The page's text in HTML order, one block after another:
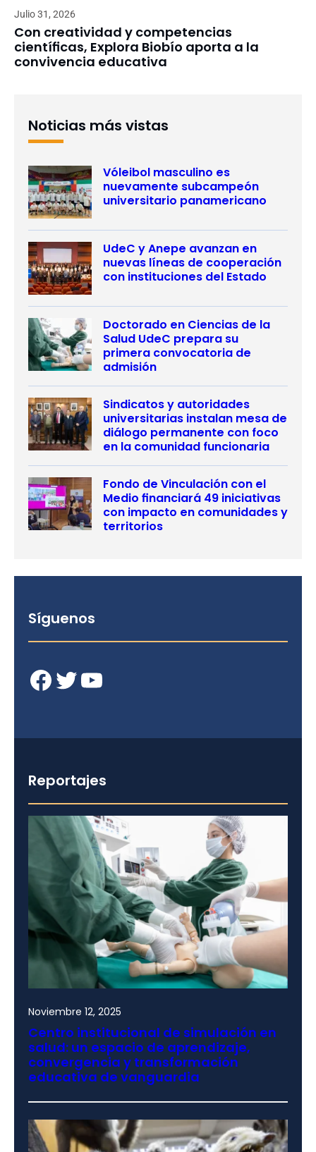
Julio 31, 2026
Con creatividad y competencias
científicas, Explora Biobío aporta a la
convivencia educativa
Noticias más vistas
Vóleibol masculino es
nuevamente subcampeón
universitario panamericano
UdeC y Anepe avanzan en
nuevas líneas de cooperación
con instituciones del Estado
Doctorado en Ciencias de la
Salud UdeC prepara su
primera convocatoria de
admisión
Sindicatos y autoridades
universitarias instalan mesa de
diálogo permanente con foco
en la comunidad funcionaria
Fondo de Vinculación con el
Medio financiará 49 iniciativas
con impacto en comunidades y
territorios
Síguenos
Facebook Twitter YouTube
Reportajes
Noviembre 12, 2025
Centro institucional de simulación en
salud: un espacio de aprendizaje,
convergencia y transformación
educativa de vanguardia